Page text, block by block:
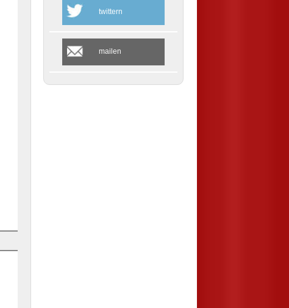
twittern
mailen